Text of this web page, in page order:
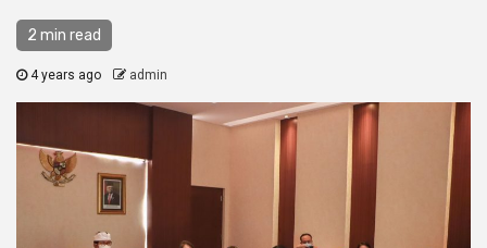
2 min read
4 years ago admin